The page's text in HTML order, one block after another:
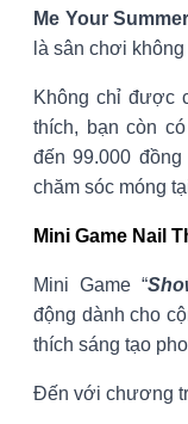
Me Your
là sân chơi
Không chỉ được
thích, bạn còn
đến 99.000
chăm sóc móng
Mini Game Nail
Mini Game “
động dành cho
thích sáng tạo
Đến với chương